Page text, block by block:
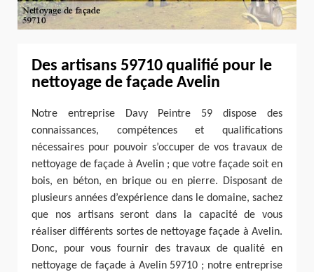
Des artisans 59710 qualifié pour le
nettoyage de façade Avelin
Notre entreprise Davy Peintre 59 dispose des
connaissances, compétences et qualifications
nécessaires pour pouvoir s’occuper de vos travaux de
nettoyage de façade à Avelin ; que votre façade soit en
bois, en béton, en brique ou en pierre. Disposant de
plusieurs années d’expérience dans le domaine, sachez
que nos artisans seront dans la capacité de vous
réaliser différents sortes de nettoyage façade à Avelin.
Donc, pour vous fournir des travaux de qualité en
nettoyage de façade à Avelin 59710 ; notre entreprise